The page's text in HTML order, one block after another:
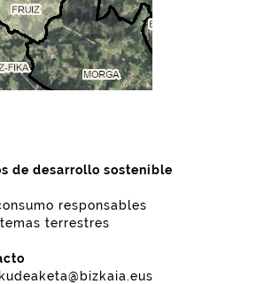
de desarrollo sostenible
responsables
terrestres